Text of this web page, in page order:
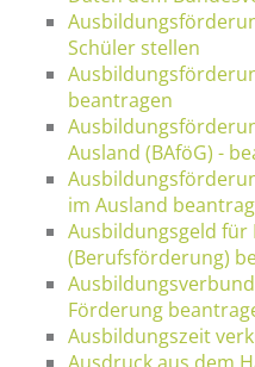
Schüler stellen
beantragen
Ausland (BAföG) -
im Ausland
Ausbildungsgeld
(Berufsförderung)
Förderung
Ausbildungszeit
Ausdruck aus dem